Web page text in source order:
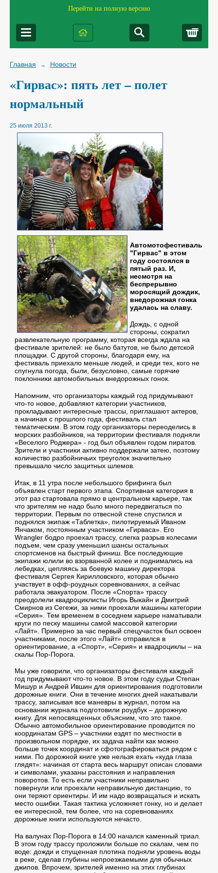
Перейти на полную версию
Главная → Новости
«Гирвас»: пять лет – полет
нормальный
25 июля 2013 г.
Автомотофестиваль
"Гирвас" в этом
году состоялся в
пятый раз. И,
несмотря на
беспрерывно
моросящий дождик,
внедорожная гонка
удалась на славу.
Дождь, с одной
стороны, сократил
развлекательную программу, которая всегда ждала на
фестивале зрителей: не было батутов, не было детской
площадки. С другой стороны, благодаря ему, на
фестиваль приехало меньше людей, и среди тех, кого не
спугнула погода, были, безусловно, самые горячие
поклонники автомобильных внедорожных гонок.
Напомним, что организаторы каждый год придумывают
что-то новое, добавляют категории участников,
прокладывают интересные трассы, приглашают актеров,
а начиная с прошлого года, фестиваль стал
тематическим. В этом году организаторы переоделись в
морских разбойников, на территории фестиваля подняли
«Веселого Роджера» - год был объявлен годом пиратов.
Зрители и участники активно поддержали затею, поэтому
количество разбойничьих треуголок значительно
превышало число защитных шлемов.
Итак, в 11 утра после небольшого брифинга был
объявлен старт первого этапа. Спортивная категория в
этот раз стартовала прямо в центральном карьере, так
что зрителям не надо было много передвигаться по
территории. Первым по отвесной стене спустился и
поднялся экипаж «Таблетка», пилотируемый Иваном
Янчаком, постоянным участником «Гирваса». Его
Wrangler бодро проехал трассу, слегка разрыв колесами
подъем, чем сразу уменьшил шансы остальных
спортсменов на быстрый финиш. Все последующие
экипажи юлили во взорванной колее и поднимались на
лебедках, цепляясь за боевую машину директора
фестиваля Сергея Кирилловского, которая обычно
участвует в офф-роудных соревнованиях, а сейчас
работала эвакуатором. После «Спорта» трассу
преодолели квадроциклисты Игорь Выкайн и Дмитрий
Смирнов из Сегежи, за ними проехали машины категории
«Серия». Тем временем в соседнем карьере наматывали
круги по песку машины самой массовой категории
«Лайт». Примерно за час первый спецучасток был освоен
участниками, после этого «Лайт» отправился в
ориентирование, а «Спорт», «Серия» и квадроциклы – на
скалы Пор-Порога.
Мы уже говорили, что организаторы фестиваля каждый
год придумывают что-то новое. В этом году судьи Степан
Мишур и Андрей Ившин для ориентирования подготовили
дорожные книги. Они в течение многих дней накатывали
трассу, записывая все маневры в журнал, потом на
основании журнала подготовили роудбук – дорожную
книгу. Для непосвященных объясним, что это такое.
Обычно автомобильное ориентирование проводится по
координатам GPS – участники ездят по местности в
произвольном порядке, их задача найти как можно
больше точек координат и сфотографироваться рядом с
ними. По дорожной книге уже нельзя ехать «куда глаза
глядят»: начиная от старта весь маршрут описан словами
и символами, указаны расстояния и направления
поворотов. То есть если участники неправильно
повернули или проехали неправильную дистанцию, то
они теряют ориентиры. И им надо возвращаться и искать
место ошибки. Такая тактика усложняет гонку, но и делает
ее интересной, тем более, что на соревнованиях
дорожные книги используются нечасто.
На валунах Пор-Порога в 14:00 начался каменный триал.
В этом году трассу проложили больше по скалам, чем по
воде: дожди и спущенная плотина подняли уровень воды
в реке, сделав глубины непроезжаемыми для обычных
джипов. Впрочем, зрителей именно на этих глубинах